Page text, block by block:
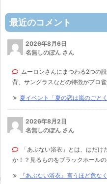
最近のコメント
2026年8月6日
名無しのぽん さん
ムーロンさんにまつわる2つの
背、サングラスなどの特徴がプロ
夏イベント「夏の恋は嵐のごと
2026年8月2日
名無しのぽん さん
「あぶない浴衣」とは、はだ
か！？見るものをブラックホール
『あぶない浴衣』言うほど危な